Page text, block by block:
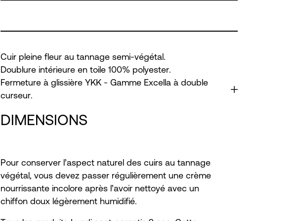
Cuir pleine fleur au tannage semi-végétal.
Doublure intérieure en toile 100% polyester.
Fermeture à glissière YKK - Gamme Excella à double
curseur.
DIMENSIONS
Pour conserver l’aspect naturel des cuirs au tannage
végétal, vous devez passer régulièrement une crème
nourrissante incolore après l’avoir nettoyé avec un
chiffon doux légèrement humidifié.